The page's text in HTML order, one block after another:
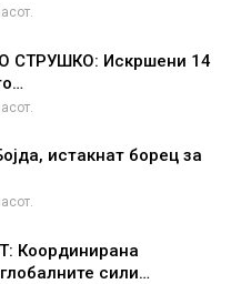
СТРУШКО: Искршени 14
истакнат борец за
Координирана
сили…